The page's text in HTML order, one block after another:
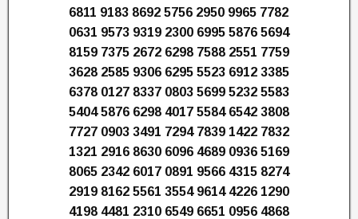
6811 9183 8692 5756 2950 9965 7782
0631 9573 9319 2300 6995 5876 5694
8159 7375 2672 6298 7588 2551 7759
3628 2585 9306 6295 5523 6912 3385
6378 0127 8337 0803 5699 5232 5583
5404 5876 6298 4017 5584 6542 3808
7727 0903 3491 7294 7839 1422 7832
1321 2916 8630 6096 4689 0936 5169
8065 2342 6017 0891 9566 4315 8274
2919 8162 5561 3554 9614 4226 1290
4198 4481 2310 6549 6651 0956 4868